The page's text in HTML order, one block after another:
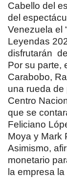
Cabello del
del
Venezuela el
Leyendas
disfrutarán
Por su parte,
Carabobo,
una rueda
Centro
que se
Feliciano
Moya y Mark
Asimismo,
monetario
la empresa